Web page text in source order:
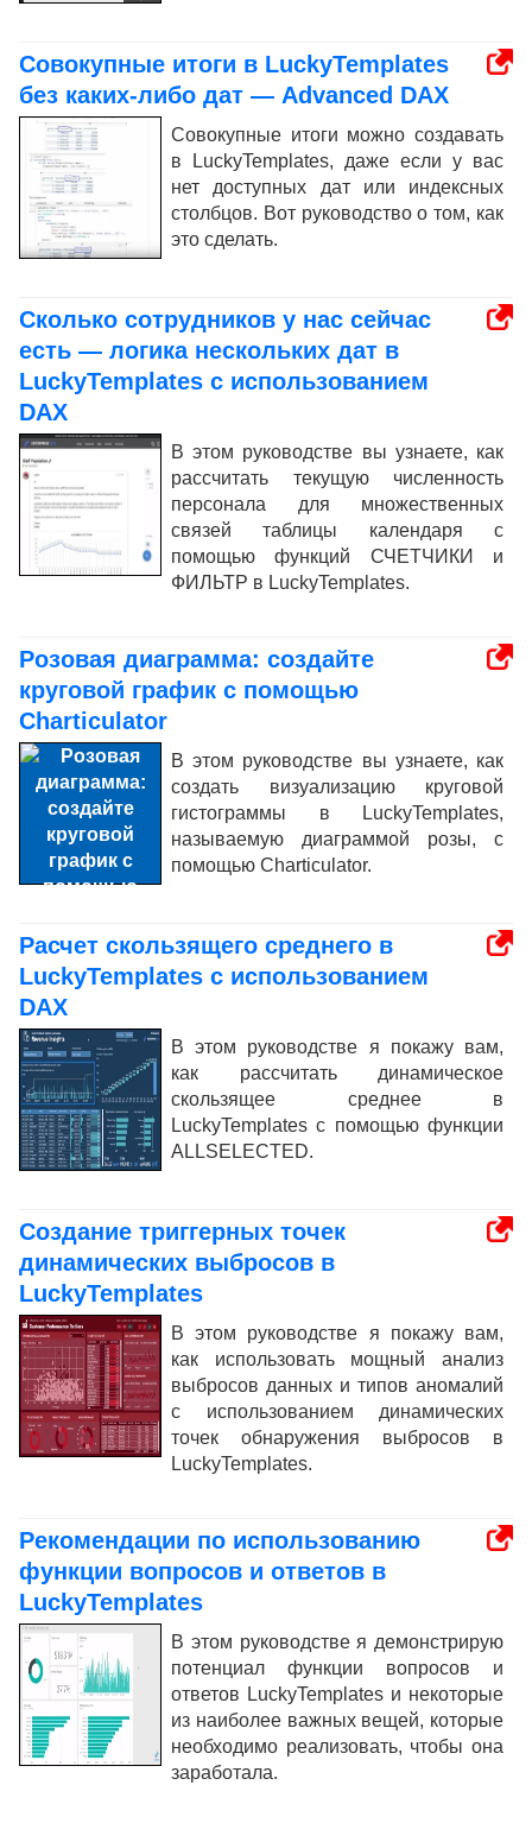
Совокупные итоги в LuckyTemplates
без каких-либо дат — Advanced DAX
Совокупные итоги можно создавать
в LuckyTemplates, даже если у вас
нет доступных дат или индексных
столбцов. Вот руководство о том, как
это сделать.
Сколько сотрудников у нас сейчас
есть — логика нескольких дат в
LuckyTemplates с использованием
DAX
В этом руководстве вы узнаете, как
рассчитать текущую численность
персонала для множественных
связей таблицы календаря с
помощью функций СЧЕТЧИКИ и
ФИЛЬТР в LuckyTemplates.
Розовая диаграмма: создайте
круговой график с помощью
Charticulator
В этом руководстве вы узнаете, как
создать визуализацию круговой
гистограммы в LuckyTemplates,
называемую диаграммой розы, с
помощью Charticulator.
Расчет скользящего среднего в
LuckyTemplates с использованием
DAX
В этом руководстве я покажу вам,
как рассчитать динамическое
скользящее среднее в
LuckyTemplates с помощью функции
ALLSELECTED.
Создание триггерных точек
динамических выбросов в
LuckyTemplates
В этом руководстве я покажу вам,
как использовать мощный анализ
выбросов данных и типов аномалий
с использованием динамических
точек обнаружения выбросов в
LuckyTemplates.
Рекомендации по использованию
функции вопросов и ответов в
LuckyTemplates
В этом руководстве я демонстрирую
потенциал функции вопросов и
ответов LuckyTemplates и некоторые
из наиболее важных вещей, которые
необходимо реализовать, чтобы она
заработала.